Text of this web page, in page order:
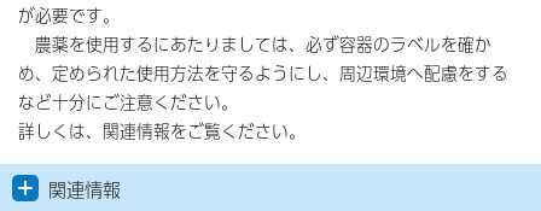
が必要です。
農薬を使用するにあたりましては、必ず容器のラベルを確か
め、定められた使用方法を守るようにし、周辺環境へ配慮をする
など十分にご注意ください。
詳しくは、関連情報をご覧ください。
関連情報